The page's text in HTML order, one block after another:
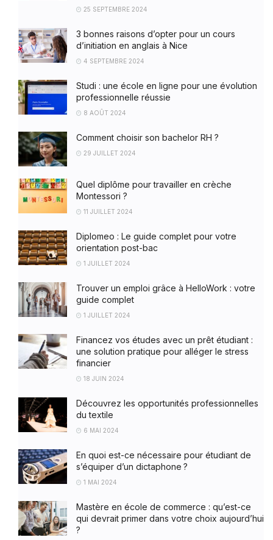
25 SEPTEMBRE 2024
3 bonnes raisons d’opter pour un cours
d’initiation en anglais à Nice
4 SEPTEMBRE 2024
Studi : une école en ligne pour une évolution
professionnelle réussie
8 AOÛT 2024
Comment choisir son bachelor RH ?
29 JUILLET 2024
Quel diplôme pour travailler en crèche
Montessori ?
11 JUILLET 2024
Diplomeo : Le guide complet pour votre
orientation post-bac
1 JUILLET 2024
Trouver un emploi grâce à HelloWork : votre
guide complet
1 JUILLET 2024
Financez vos études avec un prêt étudiant :
une solution pratique pour alléger le stress
financier
18 JUIN 2024
Découvrez les opportunités professionnelles
du textile
6 MAI 2024
En quoi est-ce nécessaire pour étudiant de
s’équiper d’un dictaphone ?
1 MAI 2024
Mastère en école de commerce : qu’est-ce
qui devrait primer dans votre choix aujourd’hui
?